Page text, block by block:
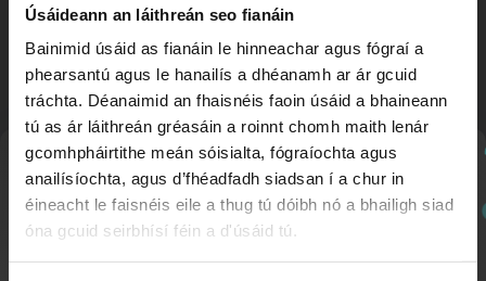
Úsáideann an láithreán seo fianáin
Bainimid úsáid as fianáin le hinneachar agus fógraí a
phearsantú agus le hanailís a dhéanamh ar ár gcuid
tráchta. Déanaimid an fhaisnéis faoin úsáid a bhaineann
tú as ár láithreán gréasáin a roinnt chomh maith lenár
gcomhpháirtithe meán sóisialta, fógraíochta agus
anailísíochta, agus d’fhéadfadh siadsan í a chur in
éineacht le faisnéis eile a thug tú dóibh nó a bhailigh siad
óna gcuid seirbhísí féin a d'úsáid tú.
Scéim na mBéilí Teo
Nuachtlitir